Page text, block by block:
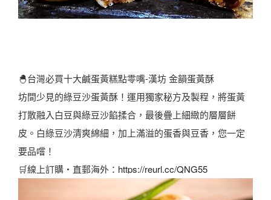
🐣台灣必買十大鹹蛋黃糕點零嘴-漢坊 金韻蛋黃酥
坊間少見的綠豆沙蛋黃酥！運用獨家秘方及製程，將蛋黃
打散融入白豆與綠豆沙餡揉合，最後疊上細緻的層層餅
皮。白綠豆沙清爽綿細，加上滿溢的蛋香與豆香，您一定
要品嚐！
🛒線上訂購・直郵海外： https://reurl.cc/QNG55